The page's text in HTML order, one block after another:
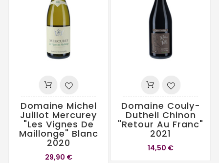
Domaine Michel
Juillot Mercurey
"Les Vignes De
Maillonge" Blanc
2020
29,90 €
Domaine Couly-
Dutheil Chinon
"Retour Au Franc"
2021
14,50 €